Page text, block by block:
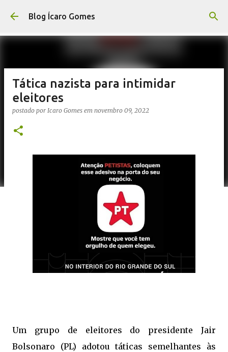
Pular para o conteúdo principal
Blog Ícaro Gomes
Tática nazista para intimidar
eleitores
postado por Icaro Gomes em novembro 09, 2022
Um grupo de eleitores do presidente Jair
Bolsonaro (PL) adotou táticas semelhantes às